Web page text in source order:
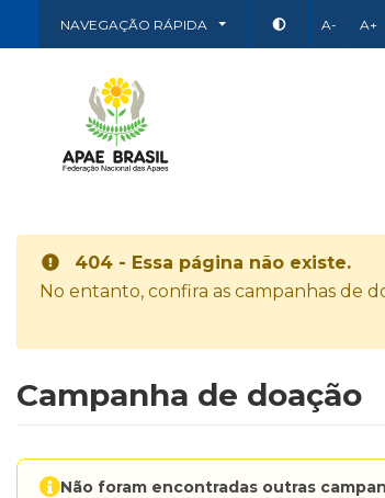
NAVEGAÇÃO RÁPIDA A- A+
404 - Essa página não existe.
No entanto, confira as campanhas de
Campanha de doação
Não foram encontradas outras